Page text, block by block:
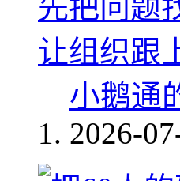
小鹅通
2026-